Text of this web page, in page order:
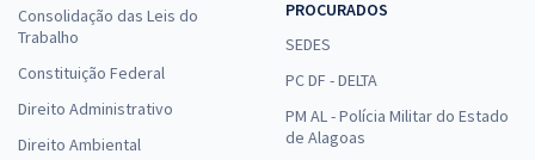
Consolidação das Leis do
Trabalho
Constituição Federal
Direito Administrativo
Direito Ambiental
PROCURADOS
SEDES
PC DF - DELTA
PM AL - Polícia Militar do Estado
de Alagoas